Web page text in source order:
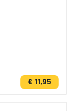
€ 11,95